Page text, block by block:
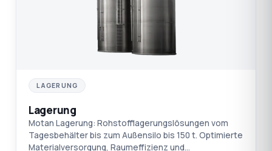
LAGERUNG
Lagerung
Motan Lagerung: Rohstofflagerungslösungen vom
Tagesbehälter bis zum Außensilo bis 150 t. Optimierte
Materialversorgung, Raumeffizienz und